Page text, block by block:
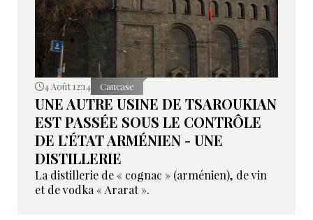
4 Août 12:14 Caucase
UNE AUTRE USINE DE TSAROUKIAN
EST PASSÉE SOUS LE CONTRÔLE
DE L’ÉTAT ARMÉNIEN - UNE
DISTILLERIE
La distillerie de « cognac » (arménien), de vin
et de vodka « Ararat ».